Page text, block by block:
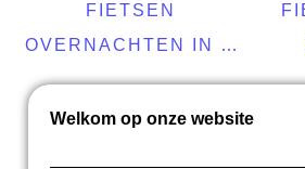
FIETSEN
OVERNACHTEN IN DE BUURT
Welkom op onze website